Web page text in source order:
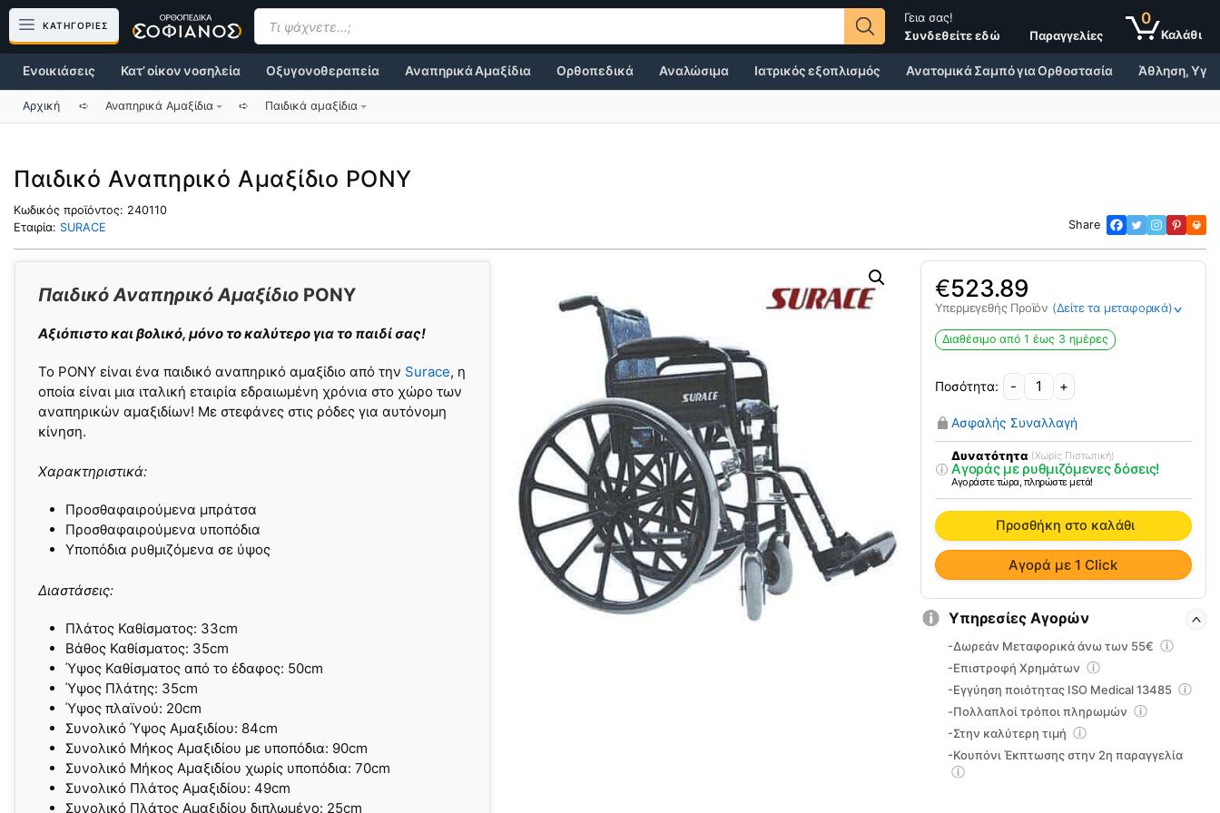
Μετάβαση
περιεχόμενο
Γεια σας!
Συνδεθείτε εδώ
Παραγγελίες
0
ΚΑΤΗΓΟΡΙΕΣ
Products
search
Κατ’ οίκον νοσηλεία Οξυγονοθεραπεία Αναπηρικά Αμαξίδια
Ενοικιάσεις Ορθοπεδικά Αναλώσιμα Ιατρικός εξοπλισμός Ανατομικά Σαμπό για Ορθοστασία Άθληση,
Αρχική ➪ Αναπηρικά Αμαξίδια ➪ Παιδικά αμαξίδια
Παιδικό Αναπηρικό Αμαξίδιο PONY
Κωδικός προϊόντος: 240110
Εταιρία: SURACE Share
Παιδικό Αναπηρικό Αμαξίδιο PONY
Αξιόπιστο και βολικό, μόνο το καλύτερο για το παιδί σας!
Το PONY είναι ένα παιδικό αναπηρικό αμαξίδιο από την Surace, η
οποία είναι μια ιταλική εταιρία εδραιωμένη χρόνια στο χώρο των
αναπηρικών αμαξιδίων! Με στεφάνες στις ρόδες για αυτόνομη
κίνηση.
Χαρακτηριστικά:
Προσθαφαιρούμενα μπράτσα
Προσθαφαιρούμενα υποπόδια
Υποπόδια ρυθμιζόμενα σε ύψος
Διαστάσεις:
Πλάτος Καθίσματος: 33cm
Βάθος Καθίσματος: 35cm
Ύψος Καθίσματος από το έδαφος: 50cm
Ύψος Πλάτης: 35cm
Ύψος πλαϊνού: 20cm
Συνολικό Ύψος Αμαξιδίου: 84cm
Συνολικό Μήκος Αμαξιδίου με υποπόδια: 90cm
Συνολικό Μήκος Αμαξιδίου χωρίς υποπόδια: 70cm
Συνολικό Πλάτος Αμαξιδίου: 49cm
Συνολικό Πλάτος Αμαξιδίου διπλωμένο: 25cm
523.89
€
Υπερμεγεθής Προϊόν (Δείτε τα μεταφορικά)>
Διαθέσιμο από 1 έως 3 ημέρες
-
Παιδικό
Αναπηρικό
Αμαξίδιο
PONY
ποσότητα
+
Ασφαλής Συναλλαγή
Δυνατότητα (Χωρίς Πιστωτική)
Αγοράς με ρυθμιζόμενες δόσεις!
Αγοράστε τώρα, πληρώστε μετά!
Προσθήκη στο καλάθι
Αγορά με 1 Click
Υπηρεσίες Αγορών
-Δωρεάν Μεταφορικά άνω των 55€
-Επιστροφή Χρημάτων
-Εγγύηση ποιότητας ISO Medical 13485
-Πολλαπλοί τρόποι πληρωμών
-Στην καλύτερη τιμή
-Κουπόνι Έκπτωσης στην 2η παραγγελία